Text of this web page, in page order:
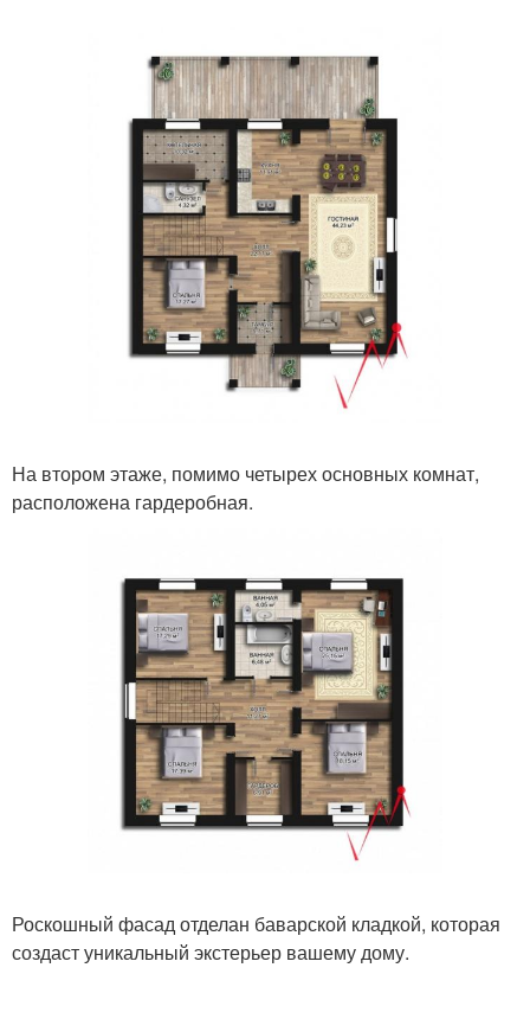
На втором этаже, помимо четырех основных комнат,
расположена гардеробная.
Роскошный фасад отделан баварской кладкой, которая
создаст уникальный экстерьер вашему дому.